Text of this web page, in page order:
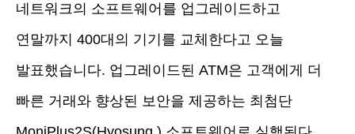
네트워크의 소프트웨어를 업그레이드하고
연말까지 400대의 기기를 교체한다고 오늘
발표했습니다. 업그레이드된 ATM은 고객에게 더
빠른 거래와 향상된 보안을 제공하는 최첨단